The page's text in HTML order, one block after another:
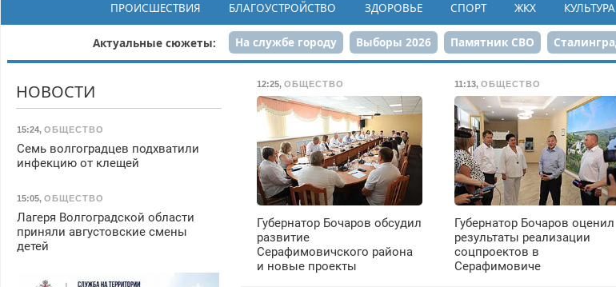
ПРОИСШЕСТВИЯ БЛАГОУСТРОЙСТВО ЗДОРОВЬЕ СПОРТ ЖКХ КУЛЬТУРА
Актуальные сюжеты: На службе городу Выборы 2026 Памятник СВО
Реконструкция ЦПКиО 80-летие Победы
12:25,ОБЩЕСТВО
Губернатор Бочаров обсудил
развитие
Серафимовичского района
и новые проекты
11:13,ОБЩЕСТВО
Губернатор Бочаров оценил
результаты реализации
соцпроектов в
Серафимовиче
НОВОСТИ
15:24, ОБЩЕСТВО
Семь волгоградцев подхватили
инфекцию от клещей
15:05, ОБЩЕСТВО
Лагеря Волгоградской области
приняли августовские смены
детей